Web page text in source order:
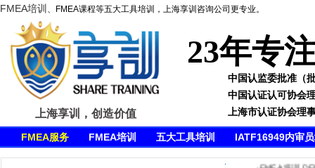
FMEA培训 、FMEA课程等五大工具培训，上海享训咨询公司更专业。
上海享训，创造价值
23年专
中国认监委批准（
中国认证认可协会
上海市认证协会理
FMEA服务 FMEA培训 五大工具培训 IATF16949内审